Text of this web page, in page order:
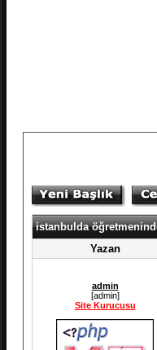
istanbulda
Yazan
admin
[admin]
Site Kurucusu